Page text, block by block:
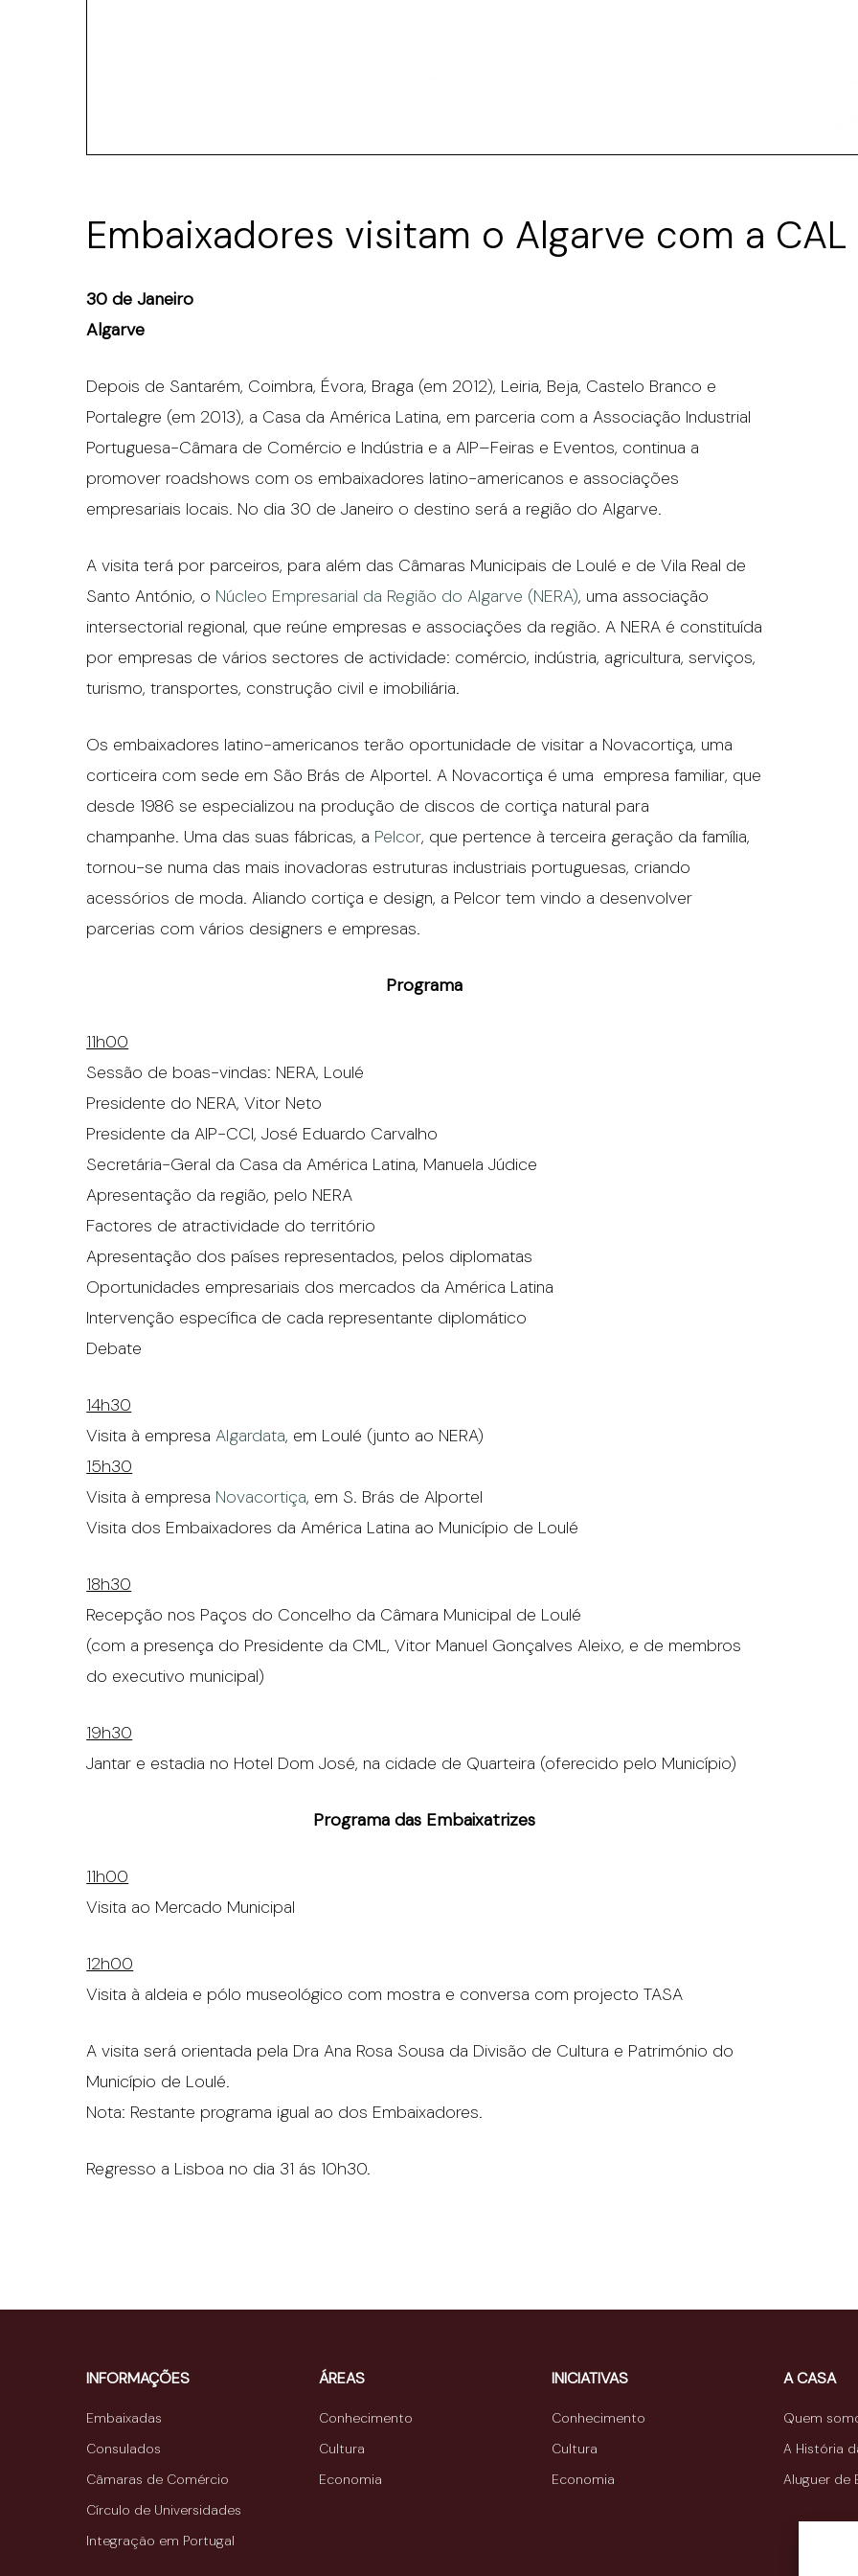
Embaixadores visitam o Algarve com a CAL
30 de Janeiro
Algarve
Depois de Santarém, Coimbra, Évora, Braga (em 2012), Leiria, Beja, Castelo Branco e
Portalegre (em 2013), a Casa da América Latina, em parceria com a Associação Industrial
Portuguesa-Câmara de Comércio e Indústria e a AIP–Feiras e Eventos, continua a
promover roadshows com os embaixadores latino-americanos e associações
empresariais locais. No dia 30 de Janeiro o destino será a região do Algarve.
A visita terá por parceiros, para além das Câmaras Municipais de Loulé e de Vila Real de
Santo António, o Núcleo Empresarial da Região do Algarve (NERA), uma associação
intersectorial regional, que reúne empresas e associações da região. A NERA é constituída
por empresas de vários sectores de actividade: comércio, indústria, agricultura, serviços,
turismo, transportes, construção civil e imobiliária.
Os embaixadores latino-americanos terão oportunidade de visitar a Novacortiça, uma
corticeira com sede em São Brás de Alportel. A Novacortiça é uma empresa familiar, que
desde 1986 se especializou na produção de discos de cortiça natural para
champanhe. Uma das suas fábricas, a Pelcor, que pertence à terceira geração da família,
tornou-se numa das mais inovadoras estruturas industriais portuguesas, criando
acessórios de moda. Aliando cortiça e design, a Pelcor tem vindo a desenvolver
parcerias com vários designers e empresas.
Programa
11h00
Sessão de boas-vindas: NERA, Loulé
Presidente do NERA, Vitor Neto
Presidente da AIP-CCI, José Eduardo Carvalho
Secretária-Geral da Casa da América Latina, Manuela Júdice
Apresentação da região, pelo NERA
Factores de atractividade do território
Apresentação dos países representados, pelos diplomatas
Oportunidades empresariais dos mercados da América Latina
Intervenção específica de cada representante diplomático
Debate
14h30
Visita à empresaAlgardata, em Loulé (junto ao NERA)
15h30
Visita à empresa Novacortiça, em S. Brás de Alportel
Visita dos Embaixadores da América Latina ao Município de Loulé
18h30
Recepção nos Paços do Concelho da Câmara Municipal de Loulé
(com a presença do Presidente da CML, Vitor Manuel Gonçalves Aleixo, e de membros
do executivo municipal)
19h30
Jantar e estadia no Hotel Dom José, na cidade de Quarteira (oferecido pelo Município)
Programa das Embaixatrizes
11h00
Visita ao Mercado Municipal
12h00
Visita à aldeia e pólo museológico com mostra e conversa com projecto TASA
A visita será orientada pela Dra Ana Rosa Sousa da Divisão de Cultura e Património do
Município de Loulé.
Nota: Restante programa igual ao dos Embaixadores.
Regresso a Lisboa no dia 31 ás 10h30.
INFORMAÇÕES
Embaixadas
Consulados
Câmaras de Comércio
Círculo de Universidades
Integração em Portugal
ÁREAS
Conhecimento
Cultura
Economia
INICIATIVAS
Conhecimento
Cultura
Economia
A CASA
Quem
A História
Aluguer de